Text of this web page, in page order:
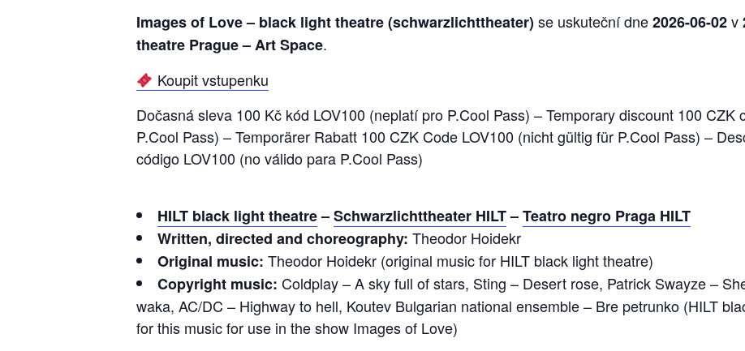
Images of Love – black light theatre (schwarzlichttheater)se uskuteční dne2026-06-02v
theatre Prague – Art Space.
Koupit vstupenku
Dočasná sleva 100 Kč kód LOV100 (neplatí pro P.Cool Pass) – Temporary discount 100 CZK
P.Cool Pass) – Temporärer Rabatt 100 CZK Code LOV100 (nicht gültig für P.Cool Pass) –
código LOV100 (no válido para P.Cool Pass)
HILT black light theatre–Schwarzlichttheater HILT–Teatro negro Praga HILT
Written, directed and choreography: Theodor Hoidekr
Original music: Theodor Hoidekr (original music for HILT black light theatre)
Copyright music: Coldplay – A sky full of stars, Sting – Desert rose, Patrick Swayze –
waka, AC/DC – Highway to hell, Koutev Bulgarian national ensemble – Bre petrunko (HILT
for this music for use in the show Images of Love)